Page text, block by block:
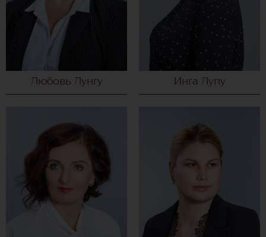
Любовь Лунгу Инга Лупу